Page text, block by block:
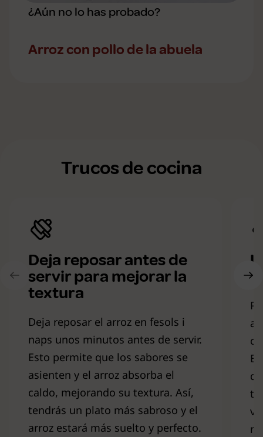
¿Aún no lo has probado?
Arroz con pollo de la abuela
Trucos de cocina
Deja reposar antes de
servir para mejorar la
textura
Deja reposar el arroz en fesols i
naps unos minutos antes de servir.
Esto permite que los sabores se
asienten y el arroz absorba el
caldo, mejorando su textura. Así,
tendrás un plato más sabroso y el
arroz estará más suelto y perfecto.